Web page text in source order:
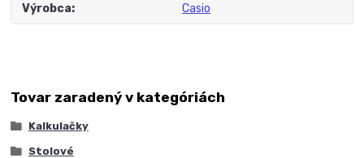
Výrobca Casio
Tovar zaradený v kategóriách
Kalkulačky
Stolové